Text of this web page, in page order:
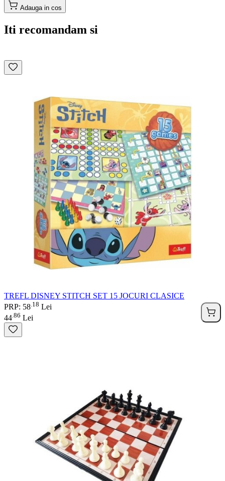
Adauga in cos
Iti recomandam si
TREFL DISNEY STITCH SET 15 JOCURI CLASICE
PRP: 58 18 Lei
44 86 Lei